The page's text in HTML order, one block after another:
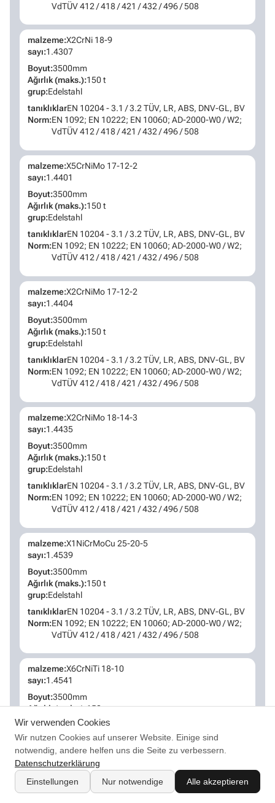
VdTÜV 412 / 418 / 421 / 432 / 496 / 508
malzeme:X2CrNi 18-9
sayı:1.4307
Boyut:3500mm
Ağırlık (maks.):150 t
grup:Edelstahl
tanıklıklarEN 10204 - 3.1 / 3.2 TÜV, LR, ABS, DNV-GL, BV
Norm:EN 1092; EN 10222; EN 10060; AD-2000-W0 / W2;
VdTÜV 412 / 418 / 421 / 432 / 496 / 508
malzeme:X5CrNiMo 17-12-2
sayı:1.4401
Boyut:3500mm
Ağırlık (maks.):150 t
grup:Edelstahl
tanıklıklarEN 10204 - 3.1 / 3.2 TÜV, LR, ABS, DNV-GL, BV
Norm:EN 1092; EN 10222; EN 10060; AD-2000-W0 / W2;
VdTÜV 412 / 418 / 421 / 432 / 496 / 508
malzeme:X2CrNiMo 17-12-2
sayı:1.4404
Boyut:3500mm
Ağırlık (maks.):150 t
grup:Edelstahl
tanıklıklarEN 10204 - 3.1 / 3.2 TÜV, LR, ABS, DNV-GL, BV
Norm:EN 1092; EN 10222; EN 10060; AD-2000-W0 / W2;
VdTÜV 412 / 418 / 421 / 432 / 496 / 508
malzeme:X2CrNiMo 18-14-3
sayı:1.4435
Boyut:3500mm
Ağırlık (maks.):150 t
grup:Edelstahl
tanıklıklarEN 10204 - 3.1 / 3.2 TÜV, LR, ABS, DNV-GL, BV
Norm:EN 1092; EN 10222; EN 10060; AD-2000-W0 / W2;
VdTÜV 412 / 418 / 421 / 432 / 496 / 508
malzeme:X1NiCrMoCu 25-20-5
sayı:1.4539
Boyut:3500mm
Ağırlık (maks.):150 t
grup:Edelstahl
tanıklıklarEN 10204 - 3.1 / 3.2 TÜV, LR, ABS, DNV-GL, BV
Norm:EN 1092; EN 10222; EN 10060; AD-2000-W0 / W2;
VdTÜV 412 / 418 / 421 / 432 / 496 / 508
malzeme:X6CrNiTi 18-10
sayı:1.4541
Boyut:3500mm
Ağırlık (maks.):150 t
grup:Edelstahl
tanıklıklarEN 10204 - 3.1 / 3.2 TÜV, LR, ABS, DNV-GL, BV
Norm:EN 1092; EN 10222; EN 10060; AD-2000-W0 / W2;
VdTÜV 412 / 418 / 421 / 432 / 496 / 508
malzeme:X6CrNiNb 18-10
Wir verwenden Cookies
Wir nutzen Cookies auf unserer Website. Einige sind
notwendig, andere helfen uns die Seite zu verbessern.
Datenschutzerklärung
Einstellungen
Nur notwendige Alle akzeptieren